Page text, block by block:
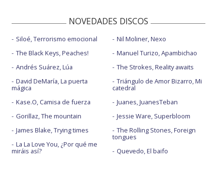
NOVEDADES DISCOS
Siloé, Terrorismo emocional
The Black Keys, Peaches!
Andrés Suárez, Lúa
David DeMaría, La puerta
mágica
Kase.O, Camisa de fuerza
Gorillaz, The mountain
James Blake, Trying times
La La Love You, ¿Por qué me
miráis así?
Nil Moliner, Nexo
Manuel Turizo, Apambichao
The Strokes, Reality awaits
Triángulo de Amor Bizarro, Mi
catedral
Juanes, JuanesTeban
Jessie Ware, Superbloom
The Rolling Stones, Foreign
tongues
Quevedo, El baifo